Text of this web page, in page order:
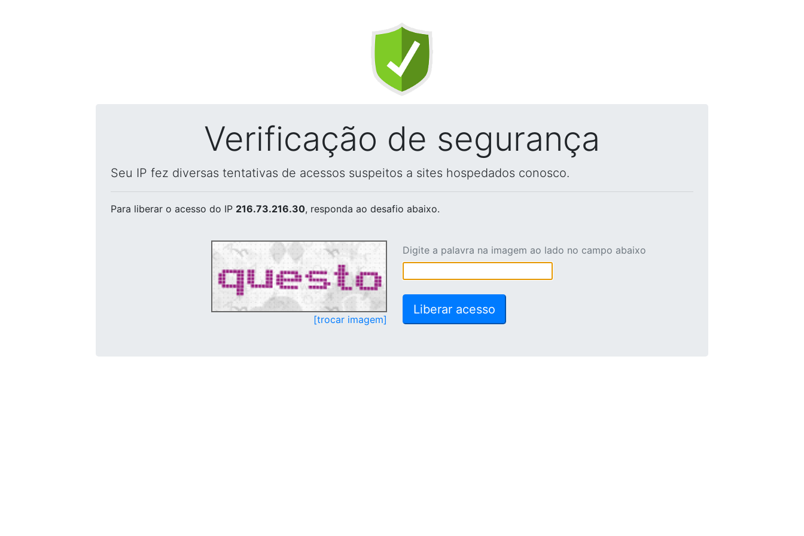
Verificação de segurança
Seu IP fez diversas tentativas de acessos suspeitos a sites hospedados conosco.
Para liberar o acesso do IP 216.73.216.30, responda ao desafio abaixo.
[trocar imagem]
Digite a palavra na imagem ao lado no campo abaixo